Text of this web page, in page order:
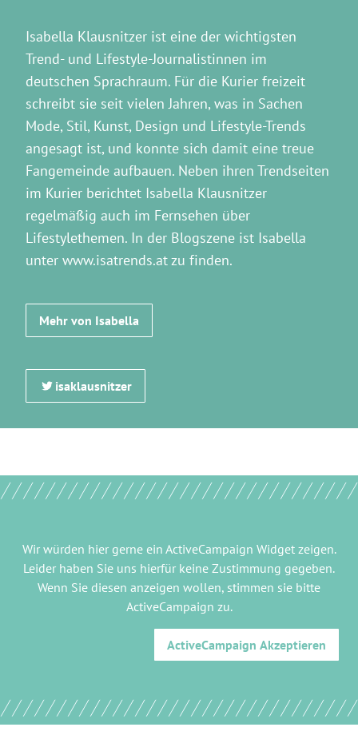
Isabella Klausnitzer ist eine der wichtigsten
Trend- und Lifestyle-Journalistinnen im
deutschen Sprachraum. Für die Kurier freizeit
schreibt sie seit vielen Jahren, was in Sachen
Mode, Stil, Kunst, Design und Lifestyle-Trends
angesagt ist, und konnte sich damit eine treue
Fangemeinde aufbauen. Neben ihren Trendseiten
im Kurier berichtet Isabella Klausnitzer
regelmäßig auch im Fernsehen über
Lifestylethemen. In der Blogszene ist Isabella
unter www.isatrends.at zu finden.
Mehr von Isabella
isaklausnitzer
Wir würden hier gerne ein ActiveCampaign Widgetzeigen.
Leider haben Sie uns hierfür keine Zustimmung gegeben.
Wenn Sie diesen anzeigen wollen, stimmen sie bitte
ActiveCampaign zu.
ActiveCampaign Akzeptieren